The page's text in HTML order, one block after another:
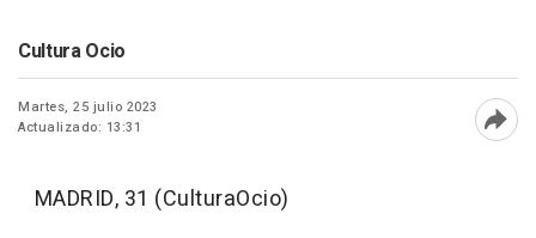
Cultura Ocio
Martes, 25 julio 2023
Actualizado: 13:31
MADRID, 31 (CulturaOcio)